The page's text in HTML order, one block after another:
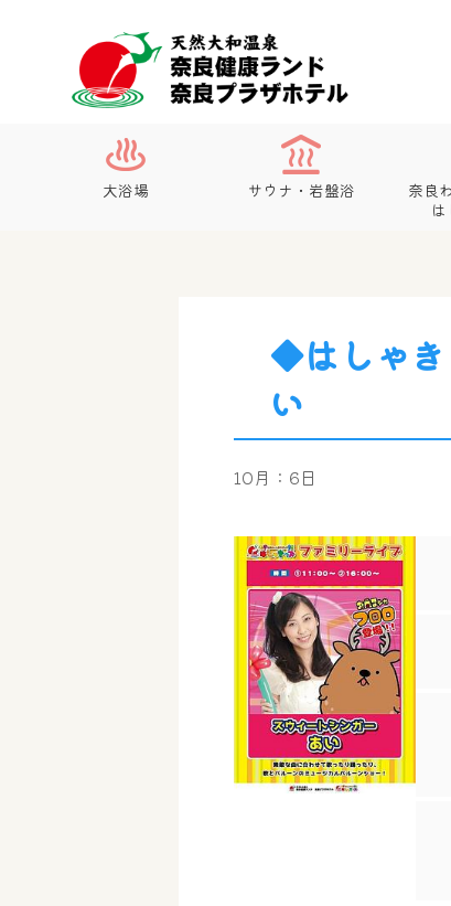
大浴場 サウナ・岩盤浴
奈良
◆はしゃ
い
10月：6日